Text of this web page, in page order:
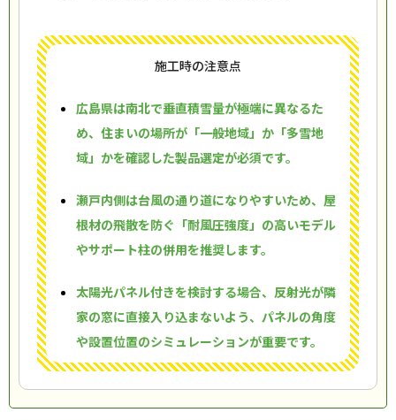
施工時の注意点
広島県は南北で垂直積雪量が極端に異なるた
め、住まいの場所が「一般地域」か「多雪地
域」かを確認した製品選定が必須です。
瀬戸内側は台風の通り道になりやすいため、屋
根材の飛散を防ぐ「耐風圧強度」の高いモデル
やサポート柱の併用を推奨します。
太陽光パネル付きを検討する場合、反射光が隣
家の窓に直接入り込まないよう、パネルの角度
や設置位置のシミュレーションが重要です。